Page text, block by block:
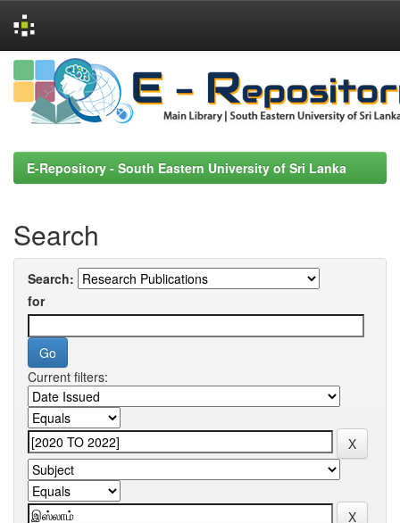
Skip
navigation
E-Repository - South Eastern University of Sri Lanka
Search
Search:
for
Current filters: